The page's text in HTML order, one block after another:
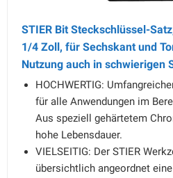
STIER Bit Steckschlüssel-
1/4 Zoll, für Sechskant und
Nutzung auch in schwierigen
HOCHWERTIG:
für alle Anwendungen im
Aus speziell gehärtetem
hohe Lebensdauer.
VIELSEITIG: Der STIER
übersichtlich angeordnet